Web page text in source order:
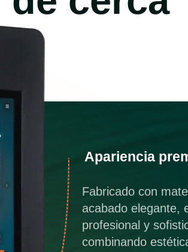
Apariencia
Fabricado con
acabado elegante,
profesional y
combinando